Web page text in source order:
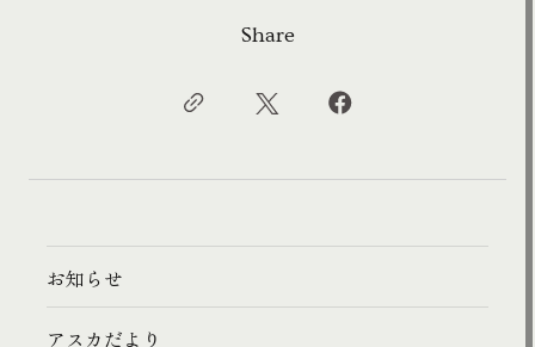
Share
お知らせ
アスカだより